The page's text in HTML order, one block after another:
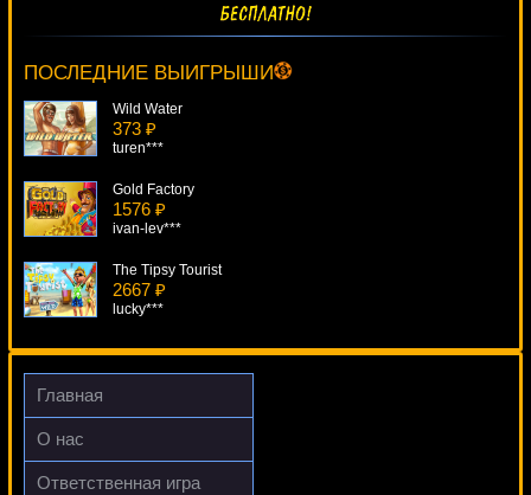
ПОСЛЕДНИЕ ВЫИГРЫШИ
number***
Wild Water
373 ₽
turen***
Gold Factory
1576 ₽
ivan-lev***
The Tipsy Tourist
2667 ₽
lucky***
Sultan's Gold
1092 ₽
Главная
О нас
Ответственная игра